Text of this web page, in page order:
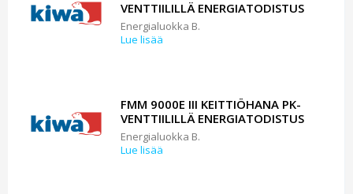
VENTTIILILLÄ ENERGIATODISTUS
Energialuokka B.
Lue lisää
FMM 9000E III KEITTIÖHANA PK-
VENTTIILILLÄ ENERGIATODISTUS
Energialuokka B.
Lue lisää